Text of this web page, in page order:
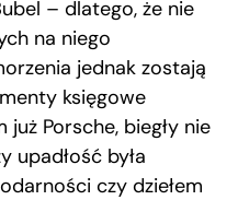
– dlatego, że nie
na niego
jednak zostają
księgowe
Porsche, biegły nie
upadłość była
czy dziełem